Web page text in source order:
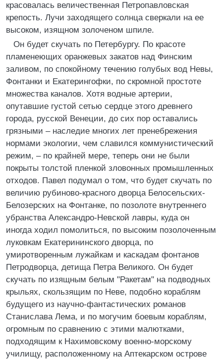
красовалась величественная Петропавловская
крепость. Лучи заходящего солнца сверкали на ее
высоком, изящном золоченом шпиле.
Он будет скучать по Петербургу. По красоте
пламенеющих оранжевых закатов над Финским
заливом, по спокойному течению голубых вод Невы,
Фонтанки и Екатерингофки, по скромной простоте
множества каналов. Хотя водные артерии,
опутавшие густой сетью сердце этого древнего
города, русской Венеции, до сих пор оставались
грязными – наследие многих лет пренебрежения
нормами экологии, чем славился коммунистический
режим, – по крайней мере, теперь они не были
покрыты толстой пленкой зловонных промышленных
отходов. Павел подумал о том, что будет скучать по
величию рубиново-красного дворца Белосельских-
Белозерских на Фонтанке, по позолоте внутреннего
убранства Александро-Невской лавры, куда он
иногда ходил помолиться, по высоким позолоченным
луковкам Екатерининского дворца, по
умиротворенным лужайкам и каскадам фонтанов
Петродворца, детища Петра Великого. Он будет
скучать по изящным белым "Ракетам" на подводных
крыльях, скользящим по Неве, подобно кораблям
будущего из научно-фантастических романов
Станислава Лема, и по могучим боевым кораблям,
огромным по сравнению с этими малютками,
подходящим к Нахимовскому военно-морскому
училищу, расположенному на Аптекарском острове